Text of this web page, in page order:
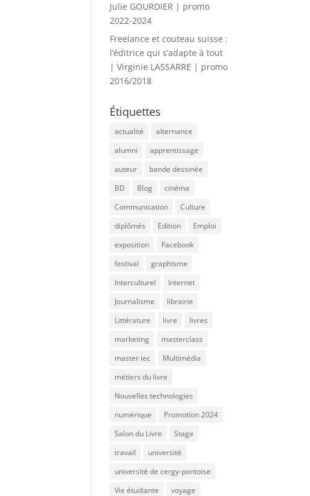
Julie GOURDIER | promo
2022-2024
Freelance et couteau suisse :
l’éditrice qui s’adapte à tout
| Virginie LASSARRE | promo
2016/2018
Étiquettes
actualité
alternance
alumni
apprentissage
auteur
bande dessinée
BD
Blog
cinéma
Communication
Culture
diplômés
Edition
Emploi
exposition
Facebook
festival
graphisme
Interculturel
Internet
Journalisme
librairie
Littérature
livre
livres
marketing
masterclass
master iec
Multimédia
métiers du livre
Nouvelles technologies
numérique
Promotion 2024
Salon du Livre
Stage
travail
université
université de cergy-pontoise
Vie étudiante
voyage